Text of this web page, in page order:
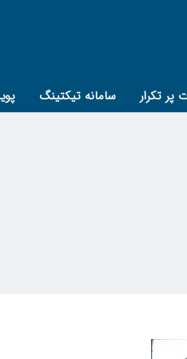
پر تکرار سامانه تیکتینگ